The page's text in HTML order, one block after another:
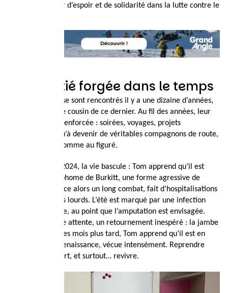
un projet porteur d’espoir et de solidarité dans la lutte contre le
Une amitié forgée dans le temps
Tom et Valentin se sont rencontrés il y a une dizaine d’années,
grâce à Simon, le cousin de ce dernier. Au fil des années, leur
complicité s’est renforcée : soirées, voyages, projets
communs… jusqu’à devenir de véritables compagnons de route,
au sens propre comme au figuré.
Mais en février 2024, la vie bascule : Tom apprend qu’il est
atteint d’un lymphome de Burkitt, une forme agressive de
cancer. Commence alors un long combat, fait d’hospitalisations
et de traitements lourds. L’été est marqué par une infection
sévère à la jambe, au point que l’amputation est envisagée.
Puis, contre toute attente, un retournement inespéré : la jambe
guérit et, quelques mois plus tard, Tom apprend qu’il est en
rémission. Une renaissance, vécue intensément. Reprendre
l’escalade, le sport, et surtout… revivre.